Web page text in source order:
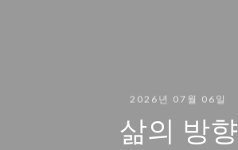
2026년 07월 06일
삶의 방향